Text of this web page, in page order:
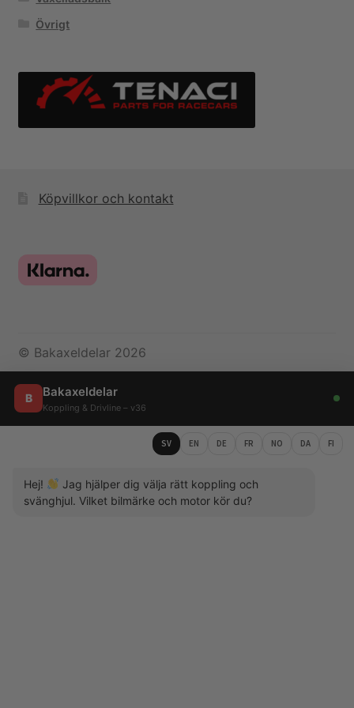
Övrigt
Köpvillkor och kontakt
© Bakaxeldelar 2026
B Bakaxeldelar
Koppling & Drivline – v36
SV EN DE FR NO DA FI
Hej!
Jag hjälper dig välja rätt koppling och
svänghjul. Vilket bilmärke och motor kör du?